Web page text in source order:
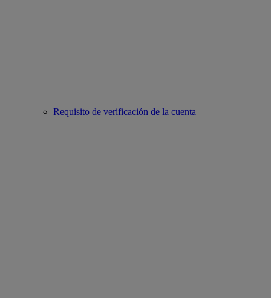
Requisito de verificación de la cuenta